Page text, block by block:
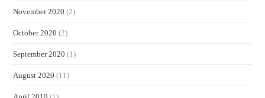
November 2020 (2)
October 2020 (2)
September 2020 (1)
August 2020 (11)